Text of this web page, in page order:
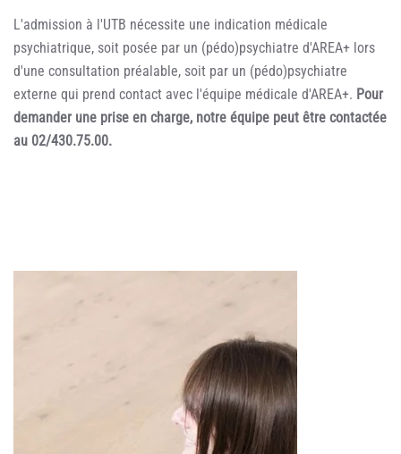
L'admission à l'UTB nécessite une indication médicale
psychiatrique, soit posée par un (pédo)psychiatre d'AREA+ lors
d'une consultation préalable, soit par un (pédo)psychiatre
externe qui prend contact avec l'équipe médicale d'AREA+. Pour
demander une prise en charge, notre équipe peut être contactée
au 02/430.75.00.